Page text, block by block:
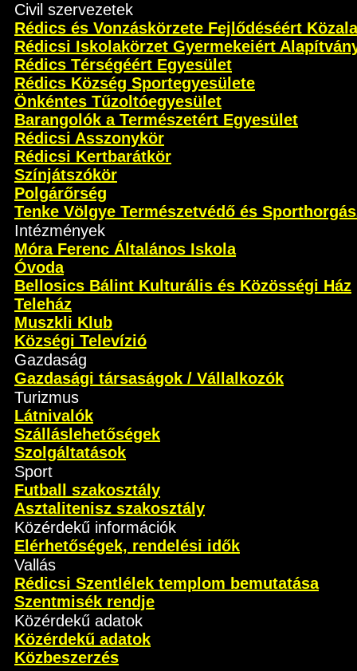
Civil szervezetek
Rédics és Vonzáskörzete Fejlődéséért
Rédicsi Iskolakörzet Gyermekeiért
Rédics Térségéért Egyesület
Rédics Község Sportegyesülete
Önkéntes Tűzoltóegyesület
Barangolók a Természetért Egyesület
Rédicsi Asszonykör
Rédicsi Kertbarátkör
Színjátszókör
Polgárőrség
Tenke Völgye Természetvédő és
Intézmények
Móra Ferenc Általános Iskola
Óvoda
Bellosics Bálint Kulturális és Közösségi Ház
Teleház
Muszkli Klub
Községi Televízió
Gazdaság
Gazdasági társaságok / Vállalkozók
Turizmus
Látnivalók
Szálláslehetőségek
Szolgáltatások
Sport
Futball szakosztály
Asztalitenisz szakosztály
Közérdekű információk
Elérhetőségek, rendelési idők
Vallás
Rédicsi Szentlélek templom bemutatása
Szentmisék rendje
Közérdekű adatok
Közérdekű adatok
Közbeszerzés